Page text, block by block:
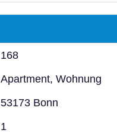
168
Apartment, Wohnung
53173 Bonn
1